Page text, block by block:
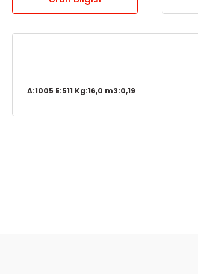
A:1005 E:511 Kg:16,0 m3:0,19